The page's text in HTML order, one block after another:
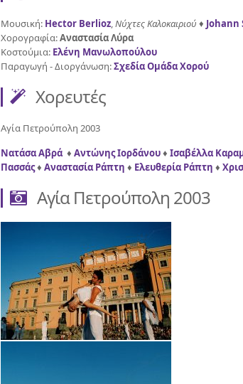
Μουσική: Hector Berlioz,Νύχτες Καλοκαιριού ♦ Johann
Χορογραφία:Αναστασία Λύρα
Κοστούμια: Ελένη Μανωλοπούλου
Παραγωγή - Διοργάνωση:Σχεδία Ομάδα Χορού
Χορευτές
Αγία Πετρούπολη 2003
Νατάσα Αβρά ♦ Αντώνης Ιορδάνου♦ Ισαβέλλα
Πασσάς♦ Αναστασία Ράπτη ♦ Ελευθερία Ράπτη ♦
Αγία Πετρούπολη 2003